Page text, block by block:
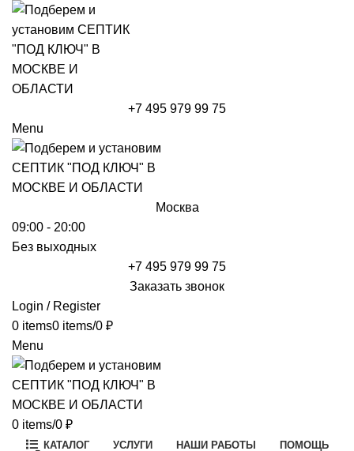
+7 495 979 99 75
Menu
Москва
09:00 - 20:00
Без выходных
+7 495 979 99 75
Заказать звонок
Login / Register
0 items0 items/0 ₽
Menu
0 items/0 ₽
КАТАЛОГ УСЛУГИ НАШИ РАБОТЫ
ПОМОЩЬ